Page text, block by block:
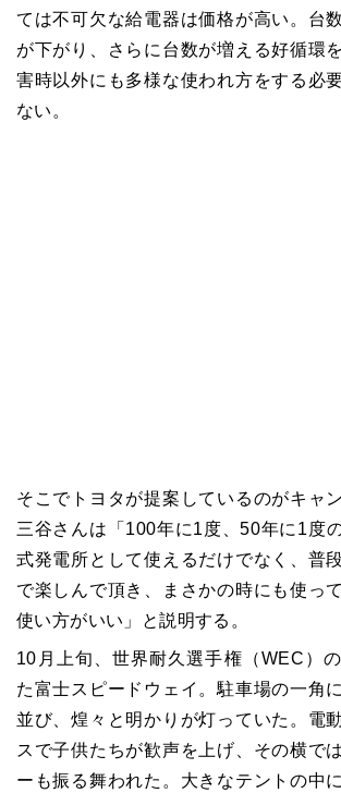
ては不可欠な給電器は価格が高い。台
が下がり、さらに台数が増える好循環
害時以外にも多様な使われ方をする必
ない。
そこでトヨタが提案しているのがキャ
三谷さんは「100年に1度、50年に1度
式発電所として使えるだけでなく、普
で楽しんで頂き、まさかの時にも使っ
使い方がいい」と説明する。
10月上旬、世界耐久選手権（WEC）
た富士スピードウェイ。駐車場の一角
並び、煌々と明かりが灯っていた。電
スで子供たちが歓声を上げ、その横で
ーも振る舞われた。大きなテントの中